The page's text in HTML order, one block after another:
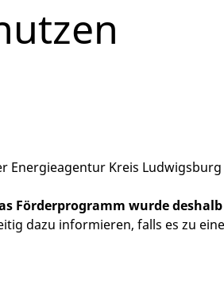
Energieagentur Kreis Ludwigsburg
Förderprogramm wurde deshalb
dazu informieren, falls es zu